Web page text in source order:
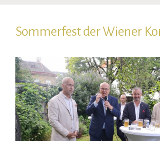
Sommerfest der Wiener